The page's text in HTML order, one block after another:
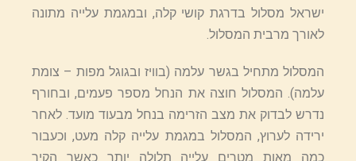
ישראל מסלול בדרגת קושי קלה, ובמגמת עלייה מתונה
לאורך מרבית המסלול.
המסלול מתחיל בגשר עלמה (בוויז ובגוגל מפות – צומת
עלמה). המסלול חוצה את הנחל מספר פעמים, ובחורף
נדרש לבדוק את מצב הזרימה בנחל מבעוד מועד. לאחר
ירידה לערוץ, המסלול במגמת עלייה קלה מעט, וכעבור
כמה מאות מטרים עלייה תלולה יותר כאשר הקיר